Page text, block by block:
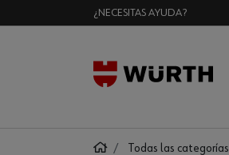
¿NECESITAS AYUDA?
Todas las categorías